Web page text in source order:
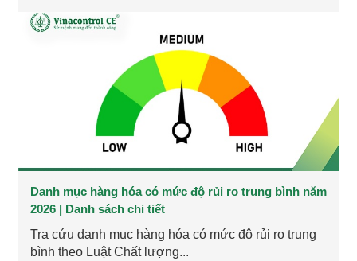
Danh mục hàng hóa có mức độ rủi ro trung bình năm
2026 | Danh sách chi tiết
Tra cứu danh mục hàng hóa có mức độ rủi ro trung
bình theo Luật Chất lượng...